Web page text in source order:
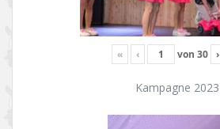
« ‹ von 30 ›
Kampagne 2023